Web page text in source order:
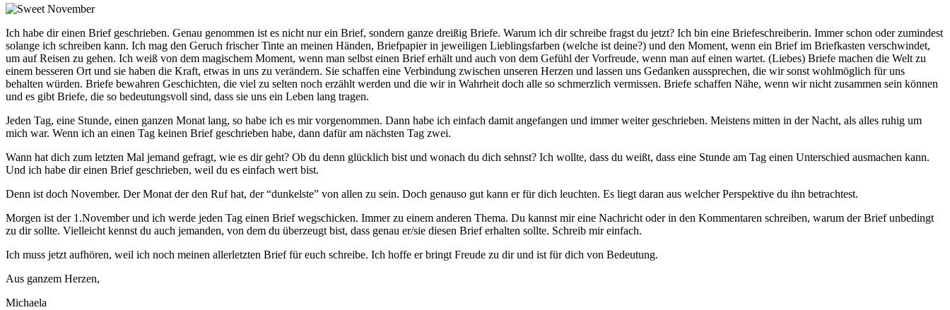
Ich habe dir einen Brief geschrieben. Genau genommen ist es nicht nur ein Brief, sondern ganze dreißig Briefe. Warum ich dir schreibe fragst du jetzt? Ich bin eine Briefeschreiberin. Immer schon oder zumindest
solange ich schreiben kann. Ich mag den Geruch frischer Tinte an meinen Händen, Briefpapier in jeweiligen Lieblingsfarben (welche ist deine?) und den Moment, wenn ein Brief im Briefkasten verschwindet,
um auf Reisen zu gehen. Ich weiß von dem magischem Moment, wenn man selbst einen Brief erhält und auch von dem Gefühl der Vorfreude, wenn man auf einen wartet. (Liebes) Briefe machen die Welt zu
einem besseren Ort und sie haben die Kraft, etwas in uns zu verändern. Sie schaffen eine Verbindung zwischen unseren Herzen und lassen uns Gedanken aussprechen, die wir sonst wohlmöglich für uns
behalten würden. Briefe bewahren Geschichten, die viel zu selten noch erzählt werden und die wir in Wahrheit doch alle so schmerzlich vermissen. Briefe schaffen Nähe, wenn wir nicht zusammen sein können
und es gibt Briefe, die so bedeutungsvoll sind, dass sie uns ein Leben lang tragen.
Jeden Tag, eine Stunde, einen ganzen Monat lang, so habe ich es mir vorgenommen. Dann habe ich einfach damit angefangen und immer weiter geschrieben. Meistens mitten in der Nacht, als alles ruhig um
mich war. Wenn ich an einen Tag keinen Brief geschrieben habe, dann dafür am nächsten Tag zwei.
Wann hat dich zum letzten Mal jemand gefragt, wie es dir geht? Ob du denn glücklich bist und wonach du dich sehnst? Ich wollte, dass du weißt, dass eine Stunde am Tag einen Unterschied ausmachen kann.
Und ich habe dir einen Brief geschrieben, weil du es einfach wert bist.
Denn ist doch November. Der Monat der den Ruf hat, der “dunkelste” von allen zu sein. Doch genauso gut kann er für dich leuchten. Es liegt daran aus welcher Perspektive du ihn betrachtest.
Morgen ist der 1.November und ich werde jeden Tag einen Brief wegschicken. Immer zu einem anderen Thema. Du kannst mir eine Nachricht oder in den Kommentaren schreiben, warum der Brief unbedingt
zu dir sollte. Vielleicht kennst du auch jemanden, von dem du überzeugt bist, dass genau er/sie diesen Brief erhalten sollte. Schreib mir einfach.
Ich muss jetzt aufhören, weil ich noch meinen allerletzten Brief für euch schreibe. Ich hoffe er bringt Freude zu dir und ist für dich von Bedeutung.
Aus ganzem Herzen,
Michaela